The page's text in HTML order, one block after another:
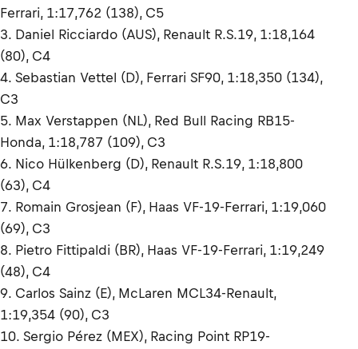
Ferrari, 1:17,762 (138), C5
3. Daniel Ricciardo (AUS), Renault R.S.19, 1:18,164
(80), C4
4. Sebastian Vettel (D), Ferrari SF90, 1:18,350 (134),
C3
5. Max Verstappen (NL), Red Bull Racing RB15-
Honda, 1:18,787 (109), C3
6. Nico Hülkenberg (D), Renault R.S.19, 1:18,800
(63), C4
7. Romain Grosjean (F), Haas VF-19-Ferrari, 1:19,060
(69), C3
8. Pietro Fittipaldi (BR), Haas VF-19-Ferrari, 1:19,249
(48), C4
9. Carlos Sainz (E), McLaren MCL34-Renault,
1:19,354 (90), C3
10. Sergio Pérez (MEX), Racing Point RP19-